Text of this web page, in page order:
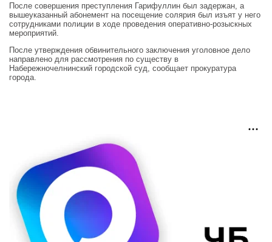
После совершения преступления Гарифуллин был задержан, а
вышеуказанный абонемент на посещение солярия был изъят у него
сотрудниками полиции в ходе проведения оперативно-розыскных
мероприятий.
После утверждения обвинительного заключения уголовное дело
направлено для рассмотрения по существу в
Набережночелнинский городской суд, сообщает прокуратура
города.